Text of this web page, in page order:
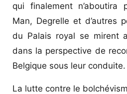
qui finalement n’aboutira
Man, Degrelle et d’autres
du Palais royal se mirent
dans la perspective de
Belgique sous leur conduite.
La lutte contre le